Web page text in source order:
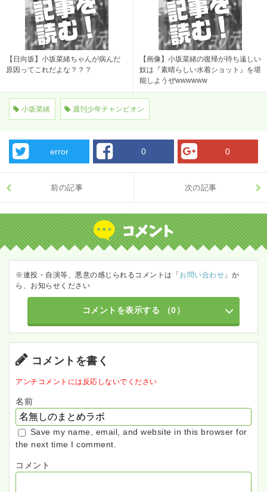
【日向坂】小坂菜緒ちゃんが病んだ
原因ってこれだよな？？？
【画像】小坂菜緒の復帰が待ち遠しい
奴は『素晴らしい水着ショット』を堪
能しようぜwwwwww
小坂菜緒 週刊少年チャンピオン
error 0 0
前の記事 次の記事
※連投・自演等、悪意の感じられるコメントは「 お問い合わせ 」か
ら、お知らせください
コメントを表示する （0）
コメントを書く
アンチコメントには反応しないでください
名前
Save my name, email, and website in this browser for
the next time I comment.
コメント